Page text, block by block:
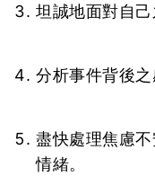
坦誠地面對自己
分析事件背後之
盡快處理焦慮
情緒。